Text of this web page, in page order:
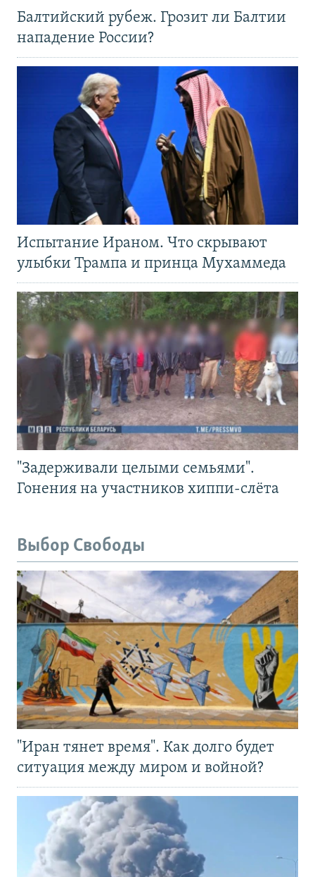
Балтийский рубеж. Грозит ли Балтии
нападение России?
Испытание Ираном. Что скрывают
улыбки Трампа и принца Мухаммеда
"Задерживали целыми семьями".
Гонения на участников хиппи-слёта
Выбор Свободы
"Иран тянет время". Как долго будет
ситуация между миром и войной?